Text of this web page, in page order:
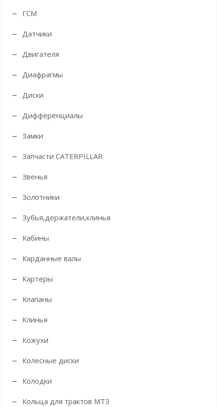
ГСМ
Датчики
Двигателя
Диафрагмы
Диски
Дифференциалы
Замки
Запчасти CATERPILLAR
Звенья
Золотники
Зубья,держатели,клинья
Кабины
Карданные валы
Картеры
Клапаны
Клинья
Кожухи
Колесные диски
Колодки
Кольца для трактов МТЗ